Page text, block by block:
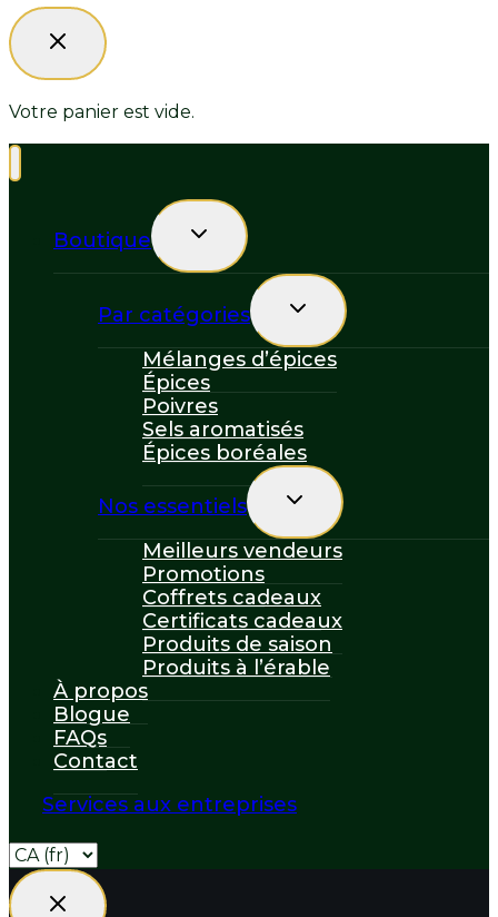
Votre panier est vide.
Boutique
Toggle
menu
Par catégories
Toggle
menu
Mélanges d’épices
Épices
Poivres
Sels aromatisés
Épices boréales
Nos essentiels
Toggle
menu
Meilleurs vendeurs
Promotions
Coffrets cadeaux
Certificats cadeaux
Produits de saison
Produits à l’érable
À propos
Blogue
FAQs
Contact
Services aux entreprises